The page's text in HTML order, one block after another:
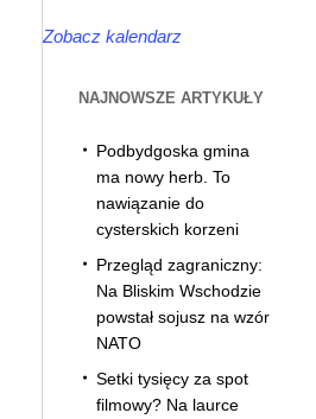
Zobacz kalendarz
NAJNOWSZE ARTYKUŁY
Podbydgoska gmina
ma nowy herb. To
nawiązanie do
cysterskich korzeni
Przegląd zagraniczny:
Na Bliskim Wschodzie
powstał sojusz na wzór
NATO
Setki tysięcy za spot
filmowy? Na laurce